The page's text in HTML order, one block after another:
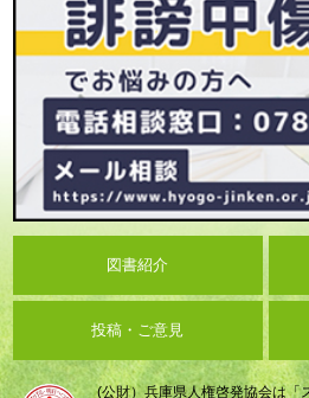
図書紹介
投稿・ご意見
(公財）兵庫県人権啓発協会は「